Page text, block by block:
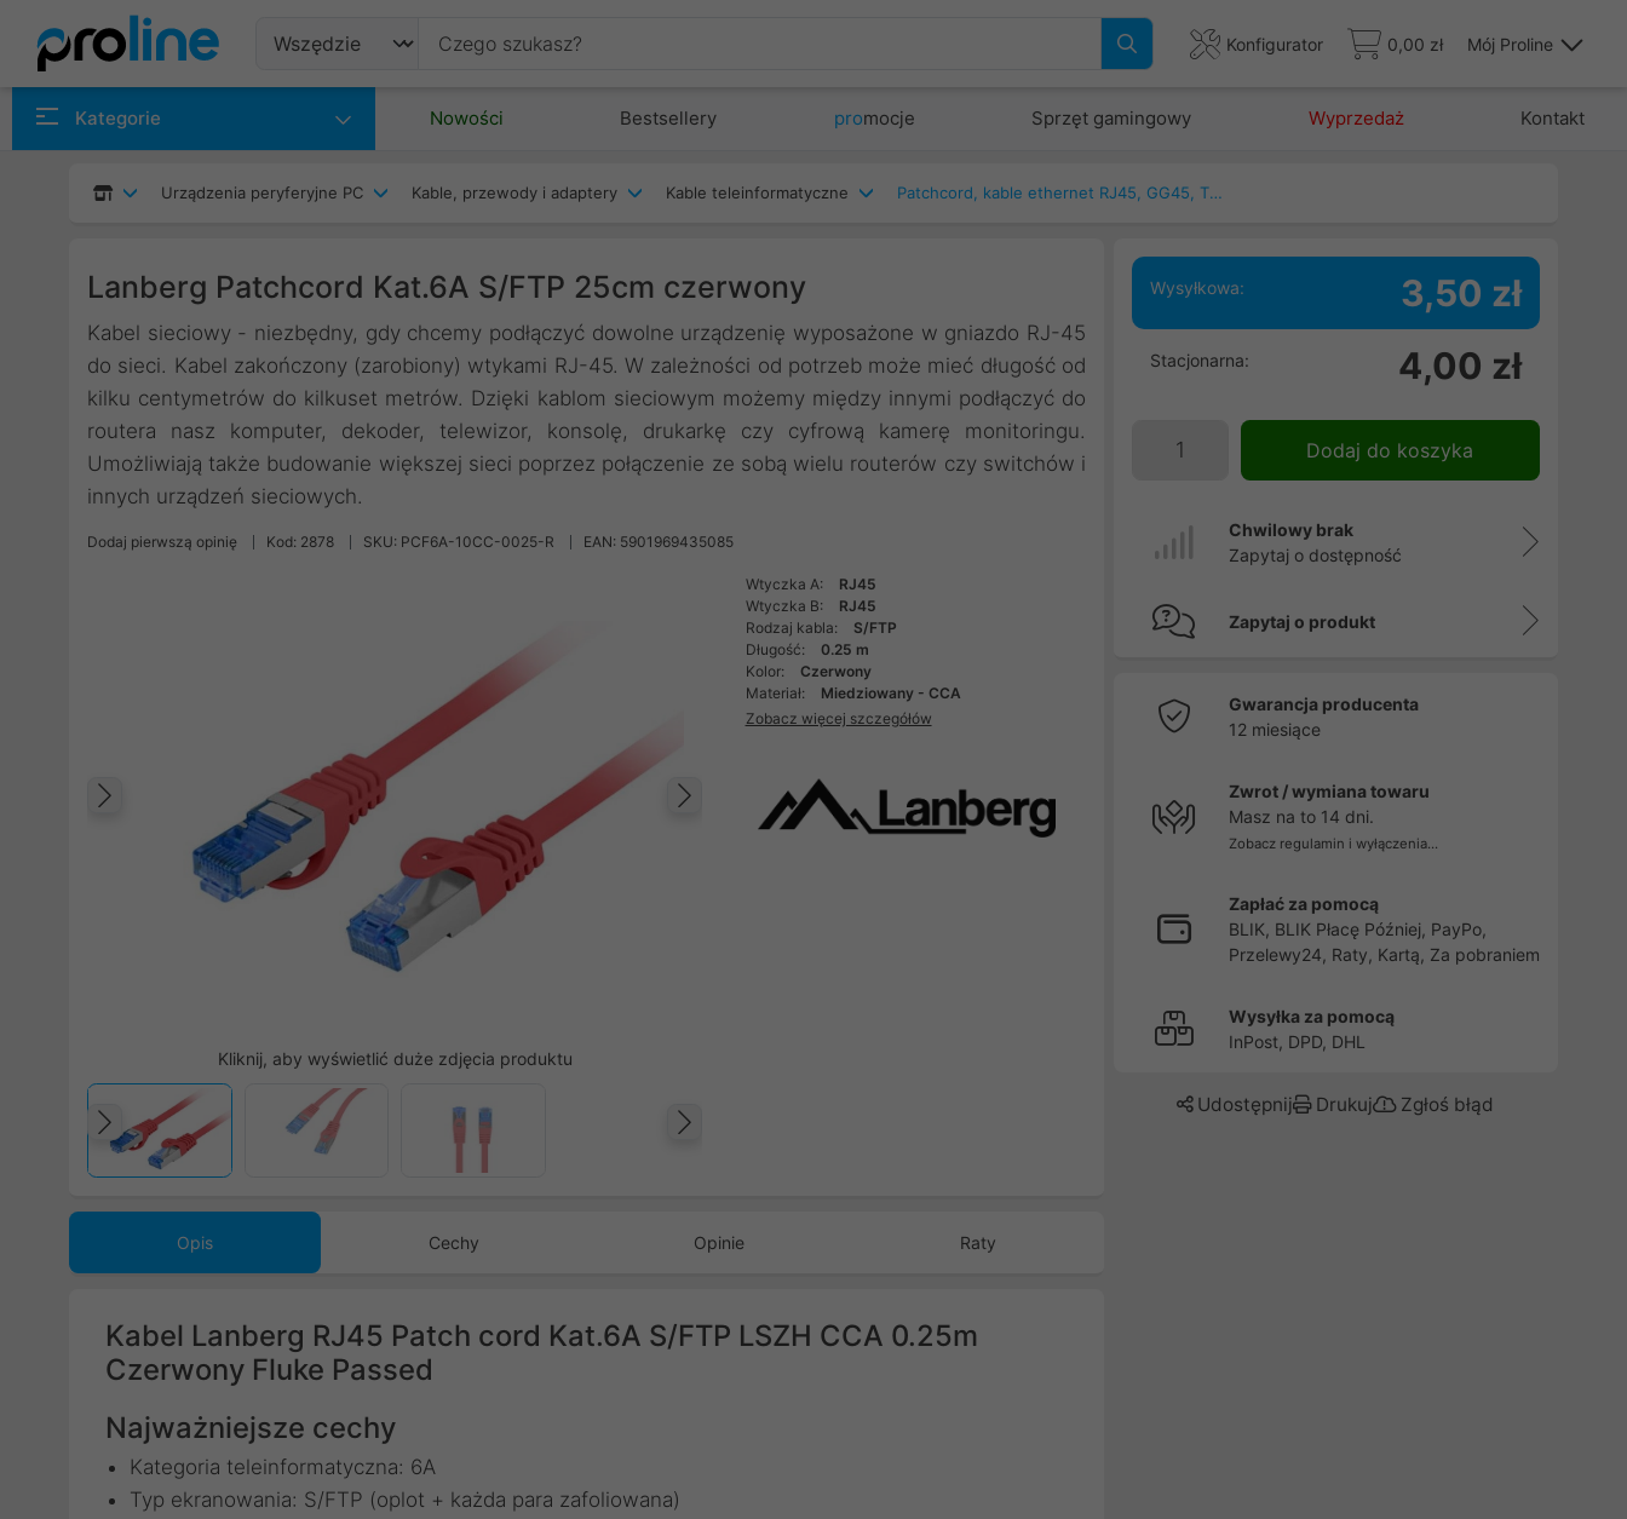
Konfigurator 0,00 zł Mój Proline
Kategorie Nowości Bestsellery promocje Sprzęt gamingowy Wyprzedaż Kontakt
Urządzenia peryferyjne PC Kable, przewody i adaptery Kable teleinformatyczne Patchcord, kable ethernet RJ45, GG45, TERA
Lanberg Patchcord Kat.6A S/FTP 25cm czerwony
Kabel sieciowy - niezbędny, gdy chcemy podłączyć dowolne urządzenię wyposażone w gniazdo RJ-45
do sieci. Kabel zakończony (zarobiony) wtykami RJ-45. W zależności od potrzeb może mieć długość od
kilku centymetrów do kilkuset metrów. Dzięki kablom sieciowym możemy między innymi podłączyć do
routera nasz komputer, dekoder, telewizor, konsolę, drukarkę czy cyfrową kamerę monitoringu.
Umożliwiają także budowanie większej sieci poprzez połączenie ze sobą wielu routerów czy switchów i
innych urządzeń sieciowych.
Dodaj pierwszą opinię Kod: 2878 SKU: PCF6A-10CC-0025-R EAN: 5901969435085
Następny
Poprzedni
Kliknij, aby wyświetlić duże zdjęcia produktu
Poprzedni
Wtyczka A:
RJ45
Wtyczka B:
RJ45
Rodzaj kabla:
S/FTP
Długość:
0.25 m
Kolor:
Czerwony
Materiał:
Miedziowany - CCA
Zobacz więcej szczegółów
Opis Cechy Opinie Raty
Kabel Lanberg RJ45 Patch cord Kat.6A S/FTP LSZH CCA 0.25m
Czerwony Fluke Passed
Najważniejsze cechy
Kategoria teleinformatyczna: 6A
Typ ekranowania: S/FTP (oplot + każda para zafoliowana)
Wysyłkowa: 3,50 zł
Stacjonarna: 4,00 zł
Dodaj do koszyka
Chwilowy brak
Zapytaj o dostępność
Zapytaj o produkt
Gwarancja producenta
12 miesiące
Zwrot / wymiana towaru
Masz na to 14 dni.
Zobacz regulamin i wyłączenia...
Zapłać za pomocą
BLIK, BLIK Płacę Później, PayPo,
Przelewy24, Raty, Kartą, Za pobraniem
Wysyłka za pomocą
InPost, DPD, DHL
Udostępnij Drukuj Zgłoś błąd